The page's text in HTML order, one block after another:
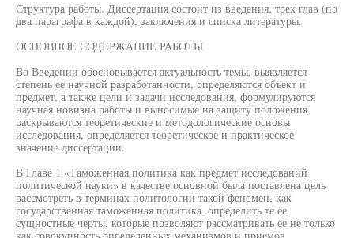
Структура работы. Диссертация состоит из введения, трех глав (по
два параграфа в каждой), заключения и списка литературы.
ОСНОВНОЕ СОДЕРЖАНИЕ РАБОТЫ
Во Введении обосновывается актуальность темы, выявляется
степень ее научной разработанности, определяются объект и
предмет, а также цели и задачи исследования, формулируются
научная новизна работы и выносимые на защиту положения,
раскрываются теоретические и методологические основы
исследования, определяется теоретическое и практическое
значение диссертации.
В Главе 1 «Таможенная политика как предмет исследований
политической науки» в качестве основной была поставлена цель
рассмотреть в терминах политологии такой феномен, как
государственная таможенная политика, определить те ее
сущностные черты, которые позволяют рассматривать ее не только